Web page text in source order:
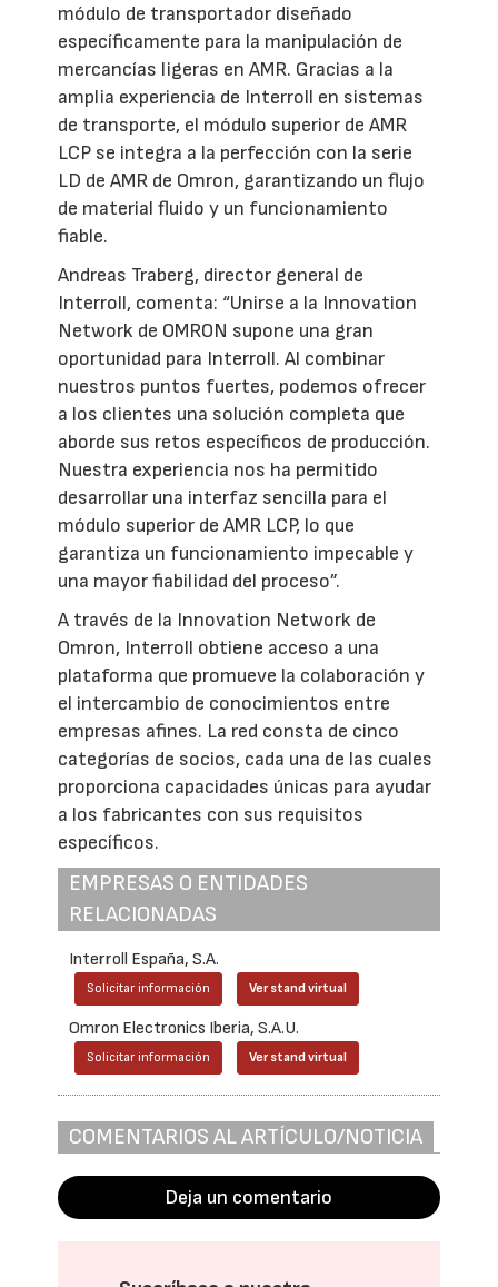
módulo de transportador diseñado
específicamente para la manipulación de
mercancías ligeras en AMR. Gracias a la
amplia experiencia de Interroll en sistemas
de transporte, el módulo superior de AMR
LCP se integra a la perfección con la serie
LD de AMR de Omron, garantizando un flujo
de material fluido y un funcionamiento
fiable.
Andreas Traberg, director general de
Interroll, comenta: “Unirse a la Innovation
Network de OMRON supone una gran
oportunidad para Interroll. Al combinar
nuestros puntos fuertes, podemos ofrecer
a los clientes una solución completa que
aborde sus retos específicos de producción.
Nuestra experiencia nos ha permitido
desarrollar una interfaz sencilla para el
módulo superior de AMR LCP, lo que
garantiza un funcionamiento impecable y
una mayor fiabilidad del proceso”.
A través de la Innovation Network de
Omron, Interroll obtiene acceso a una
plataforma que promueve la colaboración y
el intercambio de conocimientos entre
empresas afines. La red consta de cinco
categorías de socios, cada una de las cuales
proporciona capacidades únicas para ayudar
a los fabricantes con sus requisitos
específicos.
EMPRESAS O ENTIDADES
RELACIONADAS
Interroll España, S.A.
Solicitar información Ver stand virtual
Omron Electronics Iberia, S.A.U.
Solicitar información Ver stand virtual
COMENTARIOS AL ARTÍCULO/NOTICIA
Deja un comentario